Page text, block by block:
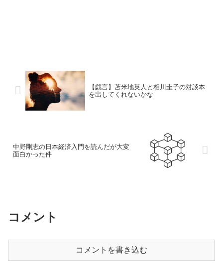
【戯言】苫米地英人と相川圭子の対談本
を出してくれないかな
中野剛志の日本経済入門を読んだが大変
面白かった件
コメント
コメントを書き込む